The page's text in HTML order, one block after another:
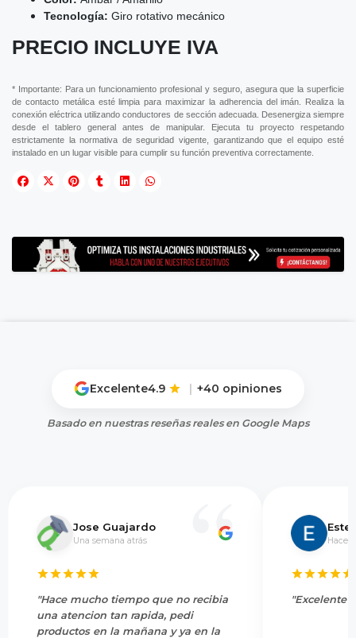
Tecnología: Giro rotativo mecánico
PRECIO INCLUYE IVA
* Importante: Para un funcionamiento profesional y seguro, asegura que la superficie
de contacto metálica esté limpia para maximizar la adherencia del imán. Realiza la
conexión eléctrica utilizando conductores de sección adecuada. Desenergiza siempre
desde el tablero general antes de manipular. Ejecuta tu proyecto respetando
estrictamente la normativa de seguridad vigente, garantizando que el equipo esté
instalado en un lugar visible para cumplir su función preventiva correctamente.
Excelente4.9 | +40 opiniones
Basado en nuestras reseñas reales en Google Maps
Jose Guajardo
Una semana atrás
"Hace mucho tiempo que no recibia
una atencion tan rapida, pedi
productos en la mañana y ya en la
Hace
"Excelente